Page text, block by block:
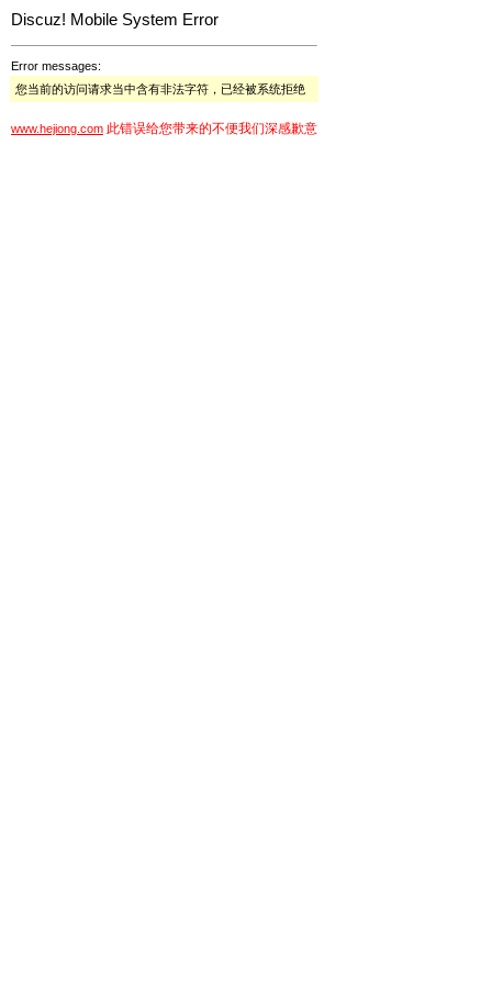
Discuz! Mobile System Error
Error messages:
您当前的访问请求当中含有非法字符，已经被系统拒绝
www.hejiong.com 此错误给您带来的不便我们深感歉意